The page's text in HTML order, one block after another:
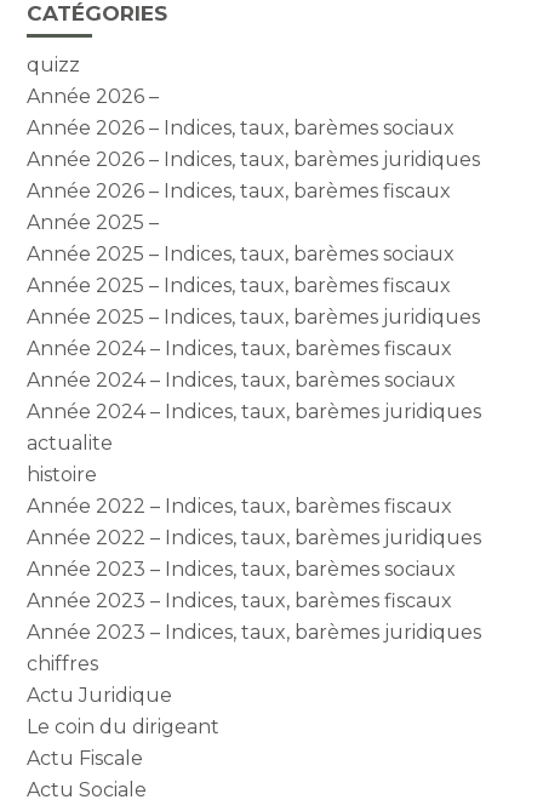
CATÉGORIES
quizz
Année 2026 –
Année 2026 – Indices, taux, barèmes sociaux
Année 2026 – Indices, taux, barèmes juridiques
Année 2026 – Indices, taux, barèmes fiscaux
Année 2025 –
Année 2025 – Indices, taux, barèmes sociaux
Année 2025 – Indices, taux, barèmes fiscaux
Année 2025 – Indices, taux, barèmes juridiques
Année 2024 – Indices, taux, barèmes fiscaux
Année 2024 – Indices, taux, barèmes sociaux
Année 2024 – Indices, taux, barèmes juridiques
actualite
histoire
Année 2022 – Indices, taux, barèmes fiscaux
Année 2022 – Indices, taux, barèmes juridiques
Année 2023 – Indices, taux, barèmes sociaux
Année 2023 – Indices, taux, barèmes fiscaux
Année 2023 – Indices, taux, barèmes juridiques
chiffres
Actu Juridique
Le coin du dirigeant
Actu Fiscale
Actu Sociale